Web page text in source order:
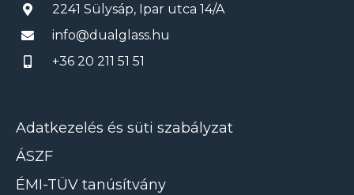
2241 Sülysáp, Ipar utca 14/A
info@dualglass.hu
+36 20 211 51 51
Adatkezelés és süti szabályzat
ÁSZF
ÉMI-TÜV tanúsítvány